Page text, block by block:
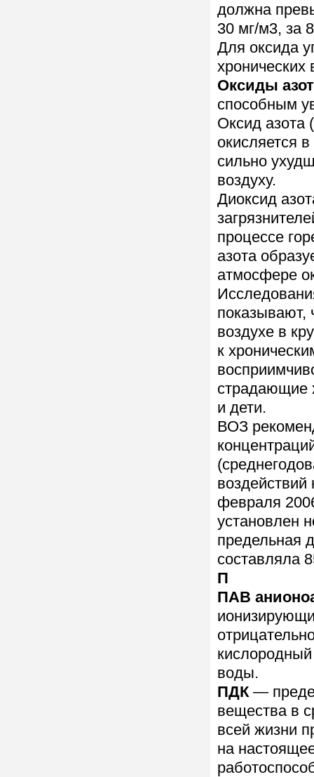
должна
30 мг/м3, за
Для оксида
хронических
Оксиды
способным
Оксид азота
окисляется
сильно
воздуху.
Диоксид
процессе
азота
атмосфере
показывают,
воздухе в
к
страдающие
и дети.
ВОЗ
февраля
установлен
предельная
составляла
П
ПАВ
воды.
ПДК—
вещества в
всей жизни
на